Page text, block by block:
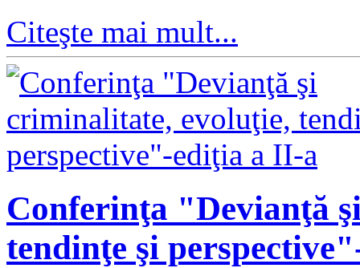
Citeşte mai mult...
Conferinţa "Devianţă
tendinţe şi